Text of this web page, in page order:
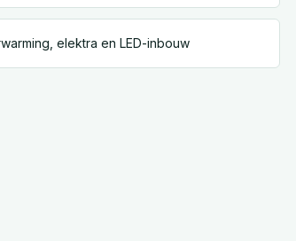
elektra en LED-inbouw